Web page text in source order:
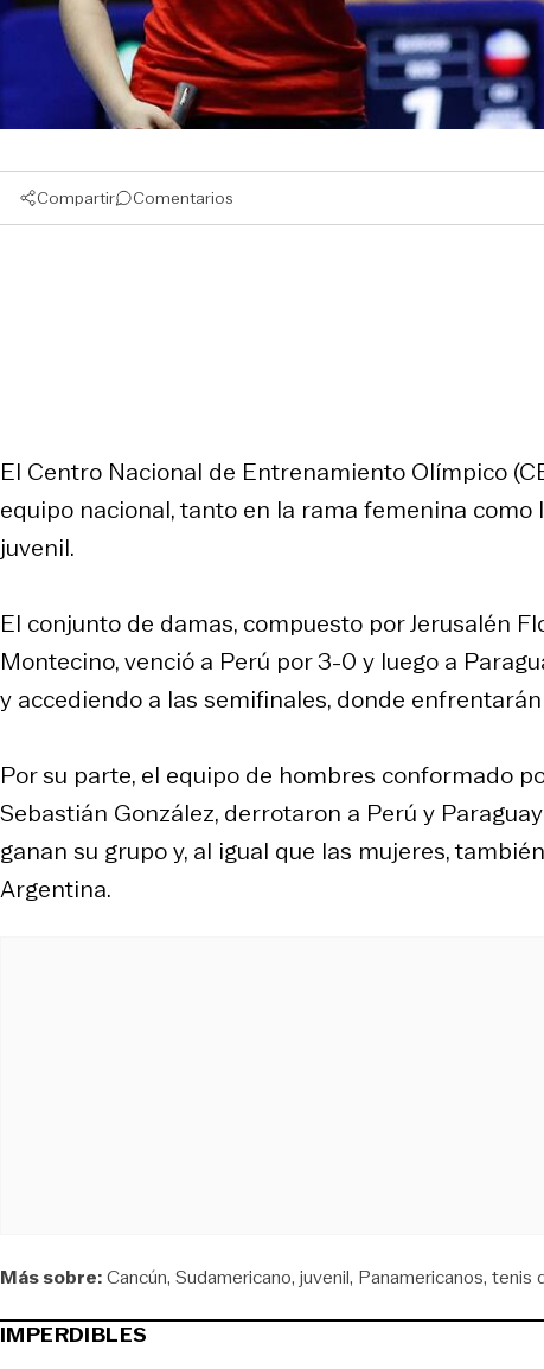
Compartir Comentarios
El Centro Nacional de Entrenamiento Olímpico
equipo nacional, tanto en la rama femenina
juvenil.
El conjunto de damas, compuesto por Jerusalén
Montecino, venció a Perú por 3-0 y luego a
y accediendo a las semifinales, donde
Por su parte, el equipo de hombres conformado
Sebastián González, derrotaron a Perú y
ganan su grupo y, al igual que las mujeres,
Argentina.
Más sobre:Cancún Sudamericano juvenil Panamericanos tenis
IMPERDIBLES